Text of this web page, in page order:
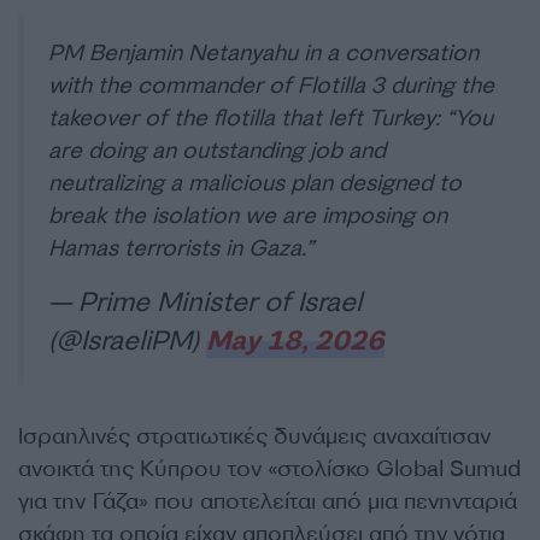
PM Benjamin Netanyahu in a conversation
with the commander of Flotilla 3 during the
takeover of the flotilla that left Turkey: “You
are doing an outstanding job and
neutralizing a malicious plan designed to
break the isolation we are imposing on
Hamas terrorists in Gaza.”
— Prime Minister of Israel
(@IsraeliPM) May 18, 2026
Ισραηλινές στρατιωτικές δυνάμεις αναχαίτισαν
ανοικτά της Κύπρου τον «στολίσκο Global Sumud
για την Γάζα» που αποτελείται από μια πενηνταριά
σκάφη τα οποία είχαν αποπλεύσει από την νότια